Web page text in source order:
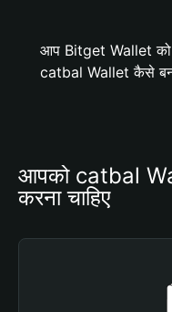
आप Bitget Wallet
catbal Wallet कैसे
आपको catbal
करना चाहिए